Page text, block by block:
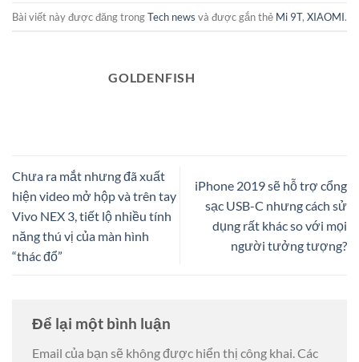
Bài viết này được đăng trongTech news và được gắn thẻ Mi 9T, XIAOMI.
GOLDENFISH
Chưa ra mắt nhưng đã xuất
hiện video mở hộp và trên tay
Vivo NEX 3, tiết lộ nhiều tính
năng thú vị của màn hình
“thác đổ”
iPhone 2019 sẽ hỗ trợ cổng
sạc USB-C nhưng cách sử
dụng rất khác so với mọi
người tưởng tượng?
Để lại một bình luận
Email của bạn sẽ không được hiển thị công khai.Các